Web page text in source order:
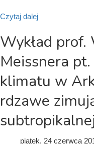
Czytaj dalej
Wykład prof.
Meissnera
klimatu w
rdzawe
subtropikalnej
piątek, 24 czerwca